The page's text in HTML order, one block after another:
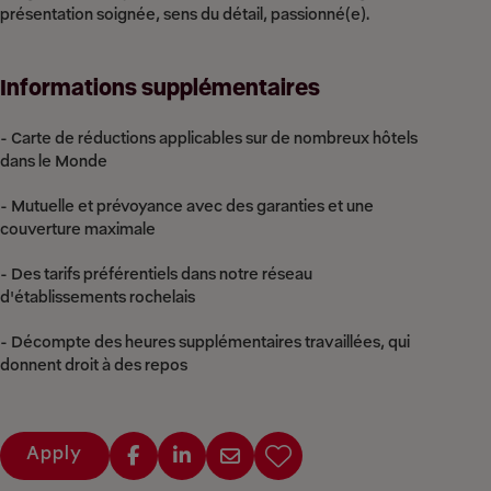
présentation soignée, sens du détail, passionné(e).
Informations supplémentaires
- Carte de réductions applicables sur de nombreux hôtels
dans le Monde
- Mutuelle et prévoyance avec des garanties et une
couverture maximale
- Des tarifs préférentiels dans notre réseau
d'établissements rochelais
- Décompte des heures supplémentaires travaillées, qui
donnent droit à des repos
Apply